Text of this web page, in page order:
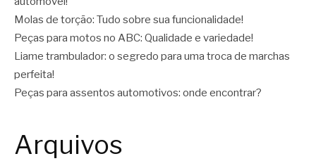
Molas de torção: Tudo sobre sua funcionalidade!
Peças para motos no ABC: Qualidade e variedade!
Liame trambulador: o segredo para uma troca de marchas
perfeita!
Peças para assentos automotivos: onde encontrar?
Arquivos